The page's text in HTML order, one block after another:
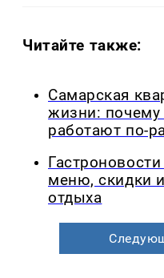
Читайте также:
Самарская
жизни:
работают по-
меню, скидки
отдыха